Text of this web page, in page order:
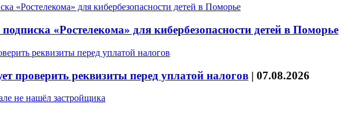
«Ростелекома» для кибербезопасности детей в Поморье
проверить реквизиты перед уплатой налогов | 07.08.2026